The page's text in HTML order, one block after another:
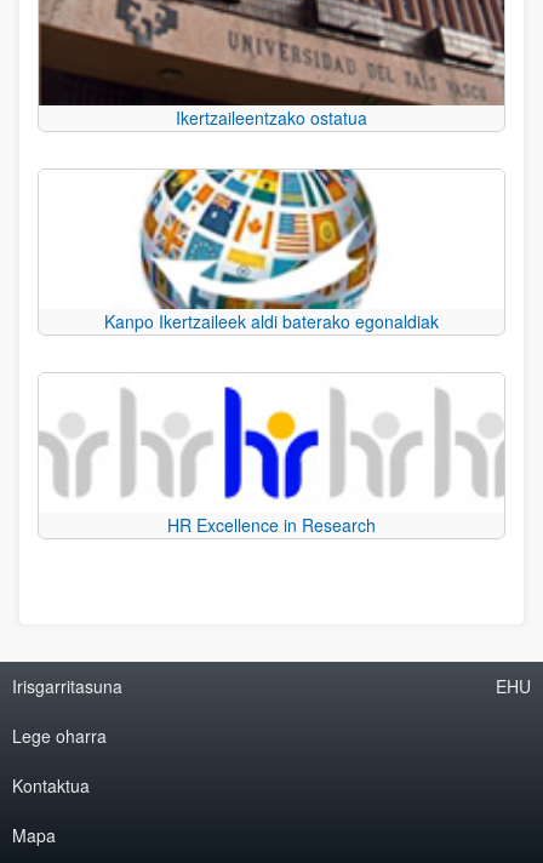
Ikertzaileentzako ostatua
Kanpo Ikertzaileek aldi baterako egonaldiak
HR Excellence in Research
Irisgarritasuna
Lege oharra
Kontaktua
Mapa
EHU